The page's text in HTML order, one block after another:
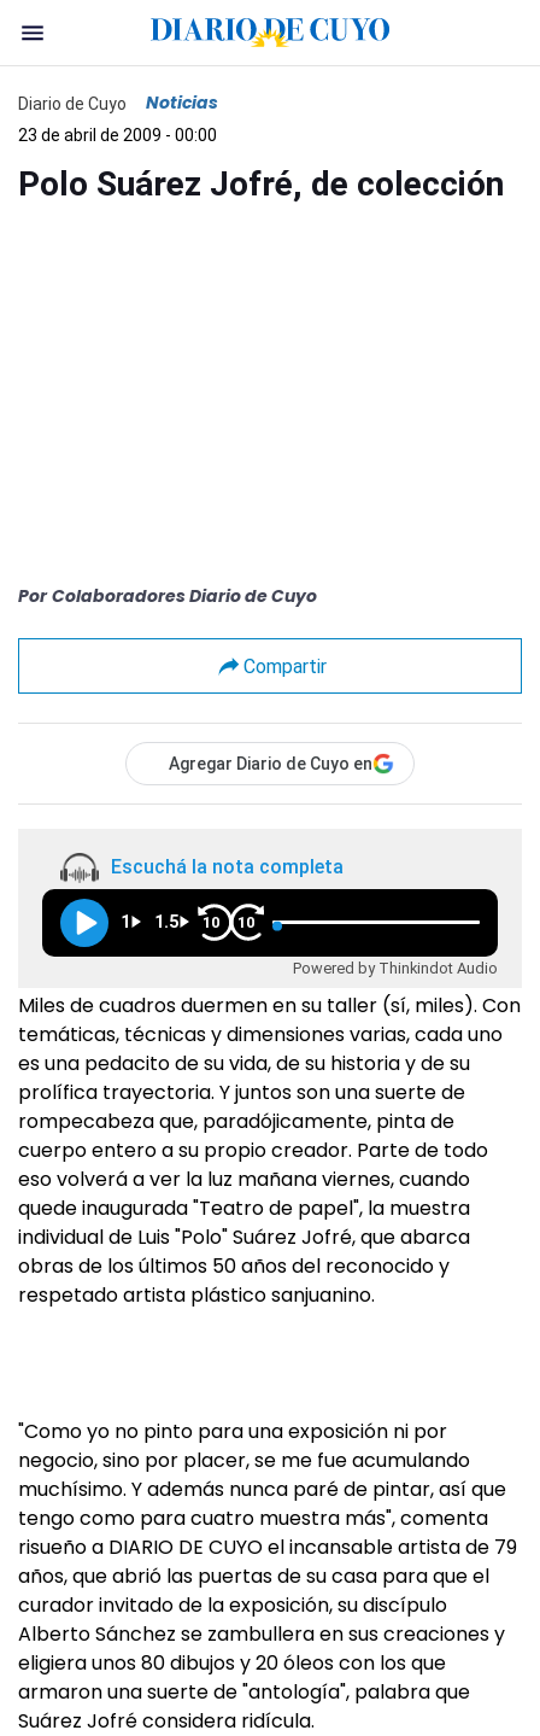
Diario de Cuyo Noticias
23 de abril de 2009 - 00:00
Polo Suárez Jofré, de colección
Por Colaboradores Diario de Cuyo
Compartir
Agregar Diario de Cuyo en
Escuchá la nota completa
1 1.5 10 10
Powered by Thinkindot Audio
Miles de cuadros duermen en su taller (sí, miles). Con
temáticas, técnicas y dimensiones varias, cada uno
es una pedacito de su vida, de su historia y de su
prolífica trayectoria. Y juntos son una suerte de
rompecabeza que, paradójicamente, pinta de
cuerpo entero a su propio creador. Parte de todo
eso volverá a ver la luz mañana viernes, cuando
quede inaugurada "Teatro de papel", la muestra
individual de Luis "Polo" Suárez Jofré, que abarca
obras de los últimos 50 años del reconocido y
respetado artista plástico sanjuanino.
"Como yo no pinto para una exposición ni por
negocio, sino por placer, se me fue acumulando
muchísimo. Y además nunca paré de pintar, así que
tengo como para cuatro muestra más", comenta
risueño a DIARIO DE CUYO el incansable artista de 79
años, que abrió las puertas de su casa para que el
curador invitado de la exposición, su discípulo
Alberto Sánchez se zambullera en sus creaciones y
eligiera unos 80 dibujos y 20 óleos con los que
armaron una suerte de "antología", palabra que
Suárez Jofré considera ridícula.